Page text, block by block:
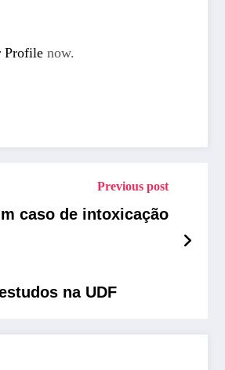
Profile now.
Previous post
caso de intoxicação
na UDF